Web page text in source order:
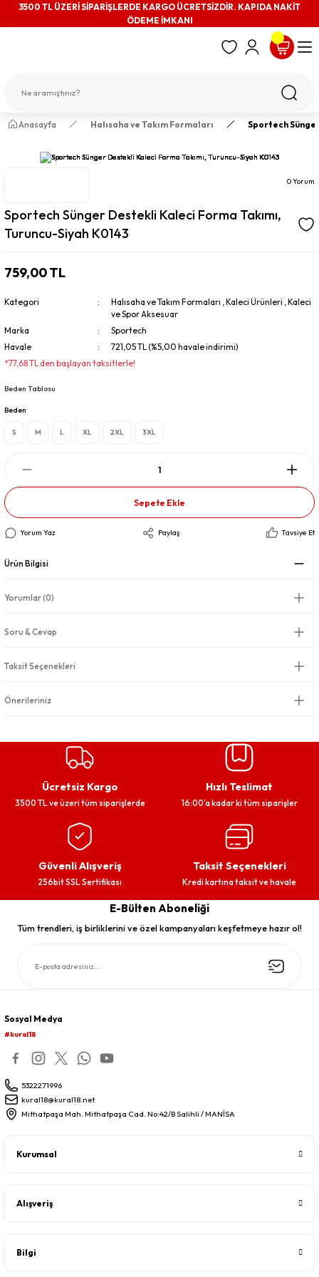
3500 TL ÜZERİ SİPARİŞLERDE KARGO ÜCRETSİZDİR. KAPIDA NAKİT
ÖDEME İMKANI
Anasayfa Halısaha ve Takım Formaları Sportech
0 Yorum
Sportech Sünger Destekli Kaleci Forma Takımı,
Turuncu-Siyah K0143
759,00 TL
Kategori Halısaha ve Takım Formaları ,Kaleci Ürünleri ,Kaleci
ve Spor Aksesuar
Marka
Sportech
Havale
721,05 TL (%5,00 havale indirimi)
*77,68 TL den başlayan taksitlerle!
Beden Tablosu
Beden
S M L XL 2XL 3XL
Sepete Ekle
Yorum Yaz Paylaş Tavsiye Et
Ürün Bilgisi
Yorumlar (0)
Soru & Cevap
Taksit Seçenekleri
Önerileriniz
Ücretsiz Kargo
3500 TL ve üzeri tüm siparişlerde
Hızlı Teslimat
16:00’a kadar ki tüm siparişler
Güvenli Alışveriş
256bit SSL Sertifikası
Taksit Seçenekleri
Kredi kartına taksit ve havale
E-Bülten Aboneliği
Tüm trendleri, iş birliklerini ve özel kampanyaları keşfetmeye hazır ol!
Sosyal Medya
#kural18
5322271996
kural18@kural18.net
Mithatpaşa Mah. Mithatpaşa Cad. No:42/B Salihli / MANİSA
Kurumsal
Alışveriş
Bilgi